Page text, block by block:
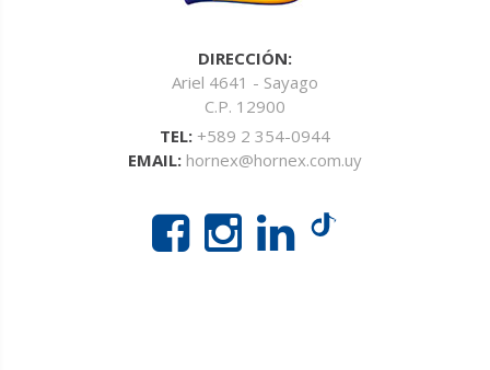
DIRECCIÓN:
Ariel 4641 - Sayago
C.P. 12900
TEL: +589 2 354-0944
EMAIL: hornex@hornex.com.uy